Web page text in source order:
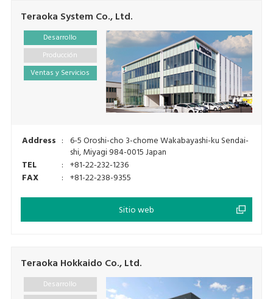
Teraoka System Co., Ltd.
Desarrollo
Producción
Ventas y Servicios
Address : 6-5 Oroshi-cho 3-chome Wakabayashi-ku Sendai-
shi, Miyagi 984-0015 Japan
TEL
: +81-22-232-1236
FAX
: +81-22-238-9355
Sitio web
Teraoka Hokkaido Co., Ltd.
Desarrollo